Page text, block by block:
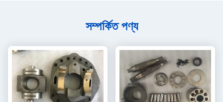
সম্পর্কিত পণ্য